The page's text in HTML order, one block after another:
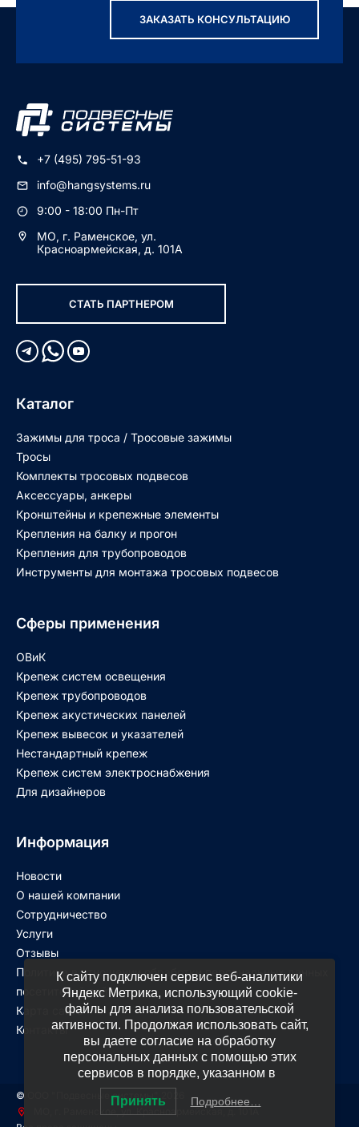
ЗАКАЗАТЬ КОНСУЛЬТАЦИЮ
+7 (495) 795-51-93
info@hangsystems.ru
9:00 - 18:00 Пн-Пт
МО, г. Раменское, ул.
Красноармейская, д. 101А
СТАТЬ ПАРТНЕРОМ
Каталог
Зажимы для троса / Тросовые зажимы
Тросы
Комплекты тросовых подвесов
Аксессуары, анкеры
Кронштейны и крепежные элементы
Крепления на балку и прогон
Крепления для трубопроводов
Инструменты для монтажа тросовых подвесов
Сферы применения
ОВиК
Крепеж систем освещения
Крепеж трубопроводов
Крепеж акустических панелей
Крепеж вывесок и указателей
Нестандартный крепеж
Крепеж систем электроснабжения
Для дизайнеров
Информация
Новости
О нашей компании
Сотрудничество
Услуги
Отзывы
Политика в отношении обработки персональных данных
посетителей сайта
Карта сайта
Контакты
© ООО "Подвесные системы" 2026
МО, г. Раменское, ул. Красноармейская, д. 101А
К сайту подключен сервис веб-аналитики
Яндекс Метрика, использующий cookie-
файлы для анализа пользовательской
активности. Продолжая использовать сайт,
вы даете согласие на обработку
персональных данных с помощью этих
сервисов в порядке, указанном в
Принять Подробнее…